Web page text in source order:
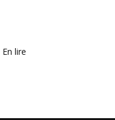
En lire